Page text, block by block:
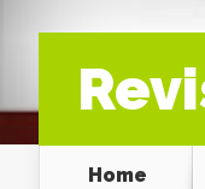
Home